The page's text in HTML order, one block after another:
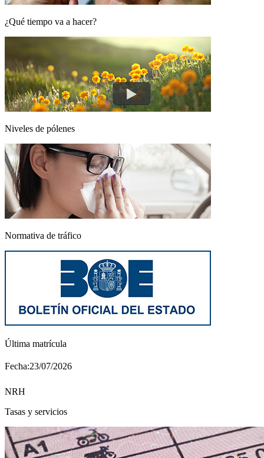
¿Qué tiempo va a hacer?
Niveles de pólenes
Normativa de tráfico
Última matrícula
Fecha:23/07/2026
NRH
Tasas y servicios